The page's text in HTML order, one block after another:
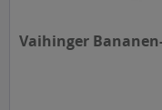
Vaihinger